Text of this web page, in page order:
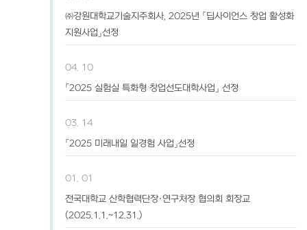
㈜강원대학교기술지주회사, 2025년 「딥사이언스 창업 활성화
지원사업」선정
04. 10
「2025 실험실 특화형 창업선도대학사업」 선정
03. 14
「2025 미래내일 일경험 사업」선정
01. 01
전국대학교 산학협력단장·연구처장 협의회 회장교
(2025.1.1.~12.31.)